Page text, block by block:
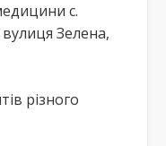
с.
Зелена,
різного